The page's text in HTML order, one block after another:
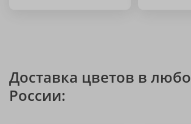
Доставка цветов в
России: